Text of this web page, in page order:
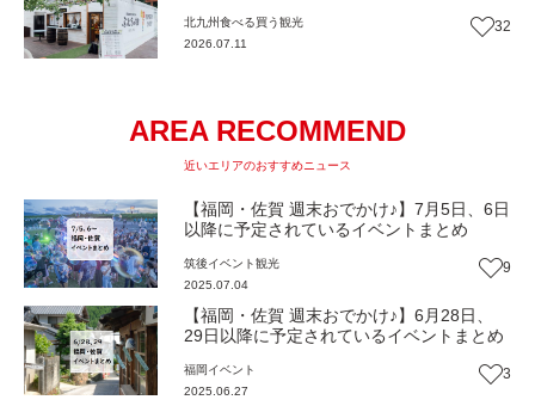
『ぶどうの樹のワイナリー』（福岡・岡垣
町）【まち歩き】
北九州食べる買う観光
2026.07.11
32
AREA RECOMMEND
近いエリアのおすすめニュース
【福岡・佐賀 週末おでかけ♪】7月5日、6日
以降に予定されているイベントまとめ
筑後イベント観光
2025.07.04
9
【福岡・佐賀 週末おでかけ♪】6月28日、
29日以降に予定されているイベントまとめ
福岡 イベント
2025.06.27
3